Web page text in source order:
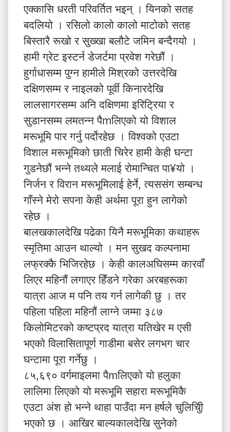
एक्कासि धरती परिवर्तित भइन् । यिनको सतह
बदलियो । रसिलो कालो कालो माटोको सतह
बिस्तारै रूखो र सुख्खा बलौटे जमिन बन्दैगयो ।
हामी ग्रेट इस्टर्न डेजर्टमा प्रवेश गरेछौं ।
हुर्गाधासम्म पुग्न हामीले मिश्रको उत्तरदेखि
दक्षिणसम्म र नाइलको पूर्वी किनारदेखि
लालसागरसम्म अनि दक्षिणमा इरिट्रिया र
सुडानसम्म लमतन्न पैmलिएको यो विशाल
मरूभूमि पार गर्नु पर्दोरहेछ । विश्वको एउटा
विशाल मरूभूमिको छाती चिरेर हामी केही घन्टा
गुडनेछौं भन्ने तथ्यले मलाई रोमान्चित पा¥यो ।
निर्जन र विरान मरूभूमिलाई हेर्ने, त्यससंग सम्बन्ध
गाँस्ने मेरो सपना केही अर्थमा पूरा हुन लागेको
रहेछ ।
बालखकालदेखि पढेका यिनै मरूभूमिका कथाहरू
स्मृतिमा आउन थाल्यो । मन सुखद कल्पनामा
लफ्रक्कै भिजिरहेछ । केही कालअघिसम्म कारवाँ
लिएर महिनौं लगाएर हिँडने गरेका अरबहरूका
यात्रा आज म पनि तय गर्न लागेकी छु । तर
पहिला पहिला महिनौं लाग्ने जम्मा ३८७
किलोमिटरको कष्टप्रद यात्रा यतिखेर म एसी
भएको विलासितापूर्ण गाडीमा बसेर लगभग चार
घन्टामा पूरा गर्नेछु ।
८५,६९० वर्गमाइलमा पैmलिएको यो हलुका
लालिमा लिएको यो मरूभूमि सहारा मरूभूमिकै
एउटा अंश हो भन्ने थाहा पाउँदा मन हर्षले चुलिचुीि
भएको छ । आखिर बाल्यकालदेखि सुनेको